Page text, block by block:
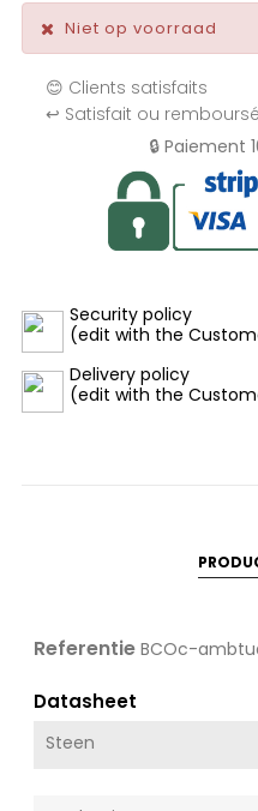
Niet op voorraad
😊 Clients satisfaits
↩️ Satisfait ou remboursé
🔒 Paiement
Security policy
(edit with the
Delivery policy
(edit with the
Referentie BCOc-
Datasheet
Steen